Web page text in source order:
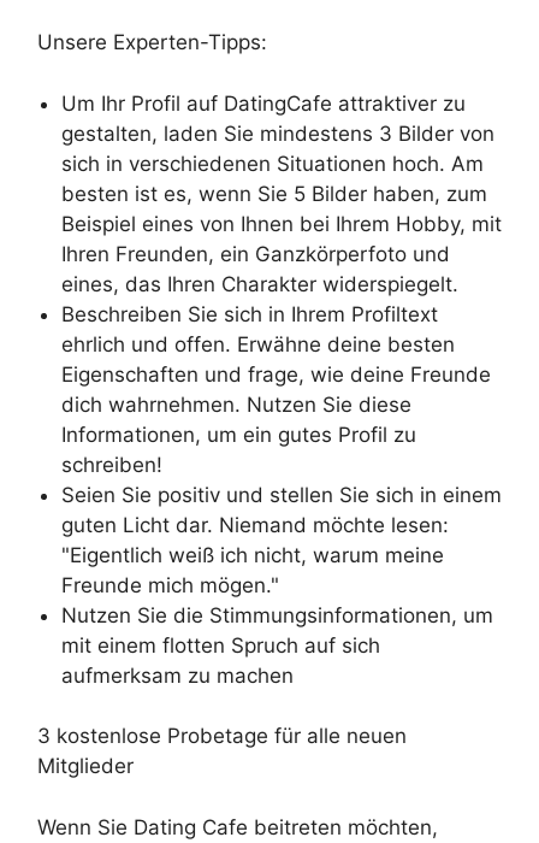
Unsere Experten-Tipps:
Um Ihr Profil auf DatingCafe attraktiver zu
gestalten, laden Sie mindestens 3 Bilder von
sich in verschiedenen Situationen hoch. Am
besten ist es, wenn Sie 5 Bilder haben, zum
Beispiel eines von Ihnen bei Ihrem Hobby, mit
Ihren Freunden, ein Ganzkörperfoto und
eines, das Ihren Charakter widerspiegelt.
Beschreiben Sie sich in Ihrem Profiltext
ehrlich und offen. Erwähne deine besten
Eigenschaften und frage, wie deine Freunde
dich wahrnehmen. Nutzen Sie diese
Informationen, um ein gutes Profil zu
schreiben!
Seien Sie positiv und stellen Sie sich in einem
guten Licht dar. Niemand möchte lesen:
"Eigentlich weiß ich nicht, warum meine
Freunde mich mögen."
Nutzen Sie die Stimmungsinformationen, um
mit einem flotten Spruch auf sich
aufmerksam zu machen
3 kostenlose Probetage für alle neuen
Mitglieder
Wenn Sie Dating Cafe beitreten möchten,